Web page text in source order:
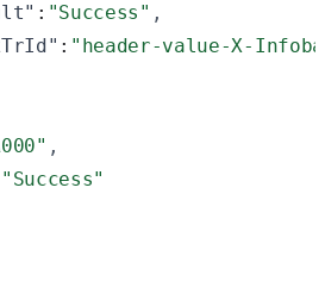
: "Success" ,
: "header-value-X-
,
"Success"